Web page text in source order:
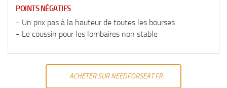
POINTS NÉGATIFS
Un prix pas à la hauteur de toutes les bourses
Le coussin pour les lombaires non stable
ACHETER SUR NEEDFORSEAT.FR